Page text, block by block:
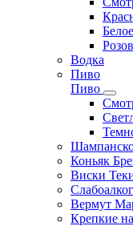
Белое
Водка
Пиво
Пиво
Коньяк
Виски
Вермут
Крепкие